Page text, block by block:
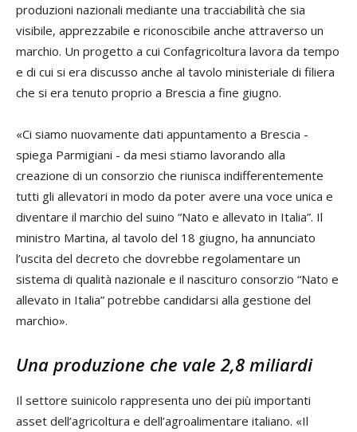
produzioni nazionali mediante una tracciabilità che sia
visibile, apprezzabile e riconoscibile anche attraverso un
marchio. Un progetto a cui Confagricoltura lavora da tempo
e di cui si era discusso anche al tavolo ministeriale di filiera
che si era tenuto proprio a Brescia a fine giugno.
«Ci siamo nuovamente dati appuntamento a Brescia -
spiega Parmigiani - da mesi stiamo lavorando alla
creazione di un consorzio che riunisca indifferentemente
tutti gli allevatori in modo da poter avere una voce unica e
diventare il marchio del suino “Nato e allevato in Italia”. Il
ministro Martina, al tavolo del 18 giugno, ha annunciato
l’uscita del decreto che dovrebbe regolamentare un
sistema di qualità nazionale e il nascituro consorzio “Nato e
allevato in Italia” potrebbe candidarsi alla gestione del
marchio».
Una produzione che vale 2,8 miliardi
Il settore suinicolo rappresenta uno dei più importanti
asset dell’agricoltura e dell’agroalimentare italiano. «Il